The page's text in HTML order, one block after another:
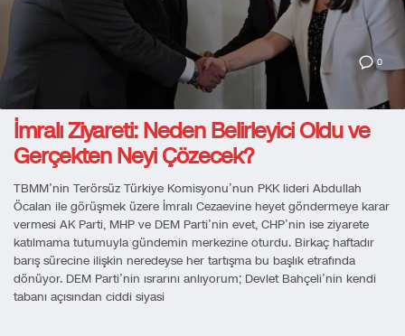
0
İmralı Ziyareti: Neden Belirleyici Oldu ve
Gerçekten Neyi Çözecek?
TBMM’nin Terörsüz Türkiye Komisyonu’nun PKK lideri Abdullah
Öcalan ile görüşmek üzere İmralı Cezaevine heyet göndermeye karar
vermesi AK Parti, MHP ve DEM Parti’nin evet, CHP’nin ise ziyarete
katılmama tutumuyla gündemin merkezine oturdu. Birkaç haftadır
barış sürecine ilişkin neredeyse her tartışma bu başlık etrafında
dönüyor. DEM Parti’nin ısrarını anlıyorum; Devlet Bahçeli’nin kendi
tabanı açısından ciddi siyasi